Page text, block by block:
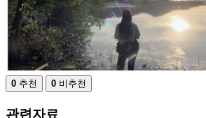
0 추천 0 비추천
관련자료